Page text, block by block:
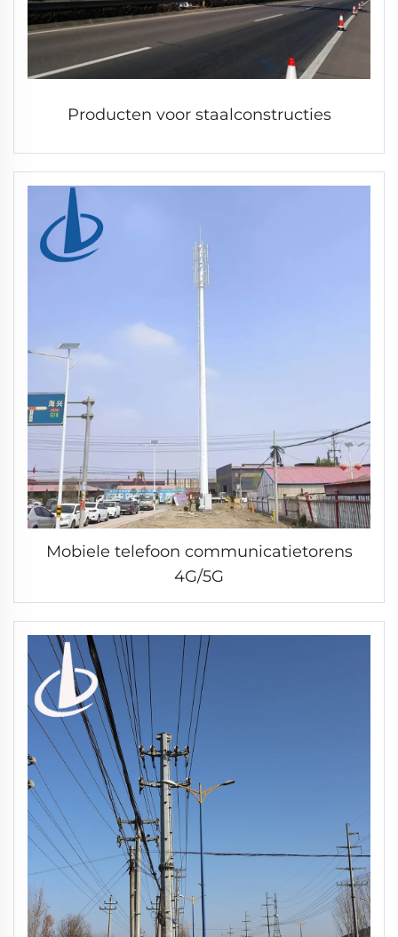
Producten voor staalconstructies
Mobiele telefoon communicatietorens
4G/5G